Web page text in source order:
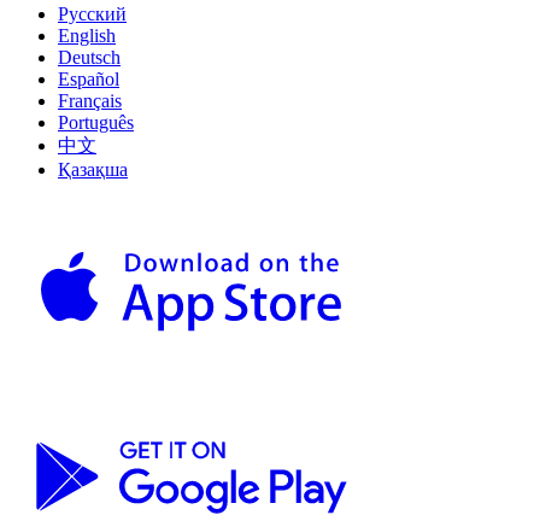
Русский
English
Deutsch
Español
Français
Português
中文
Қазақша